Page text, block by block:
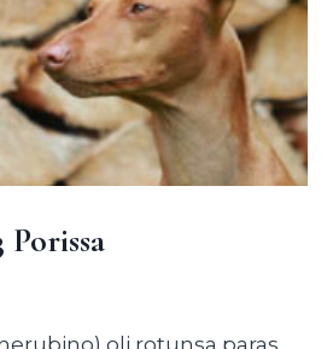
oli rotunsa paras